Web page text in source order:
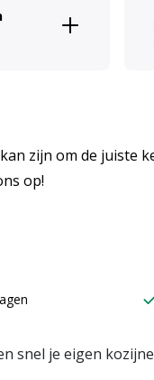
zijn om de juiste
op!
snel je eigen